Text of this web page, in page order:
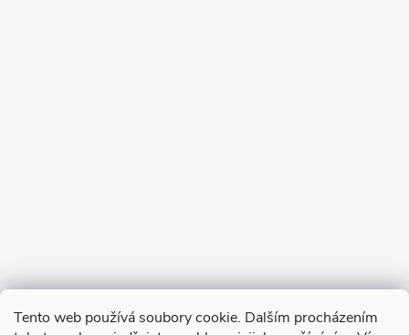
Tento web používá soubory cookie. Dalším procházením